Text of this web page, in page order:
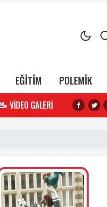
EĞİTİM POLEMİK
VİDEO GALERİ